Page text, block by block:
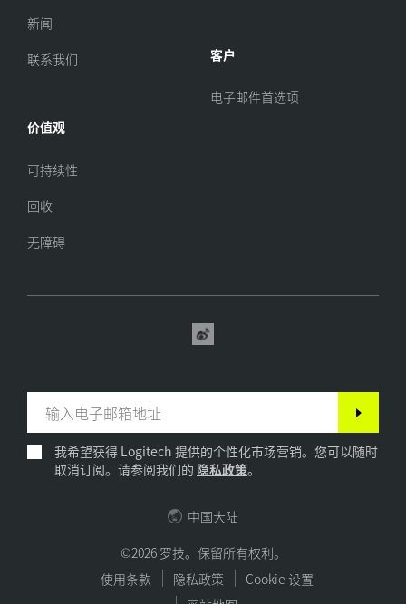
新闻
联系我们
价值观
可持续性
回收
无障碍
客户
电子邮件首选项
我希望获得 Logitech 提供的个性化市场营销。您可以随时
取消订阅。请参阅我们的 隐私政策。
©2026 罗技。保留所有权利。
使用条款
隐私政策
Cookie 设置
中国大陆